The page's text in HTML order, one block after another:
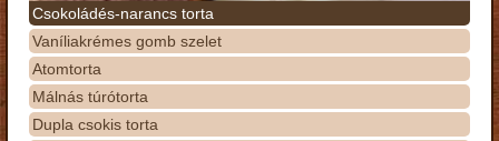
Csokoládés-narancs torta
Vaníliakrémes gomb szelet
Atomtorta
Málnás túrótorta
Dupla csokis torta